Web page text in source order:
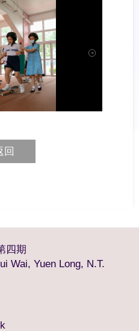
回
四期
Wai, Yuen Long, N.T.